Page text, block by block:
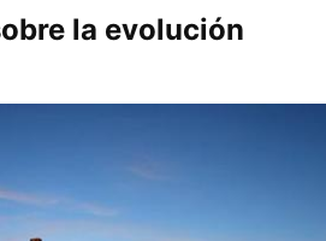
la evolución